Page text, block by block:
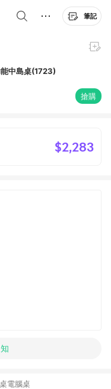
筆記
中島桌(1723)
搶購
$2,283
電腦桌